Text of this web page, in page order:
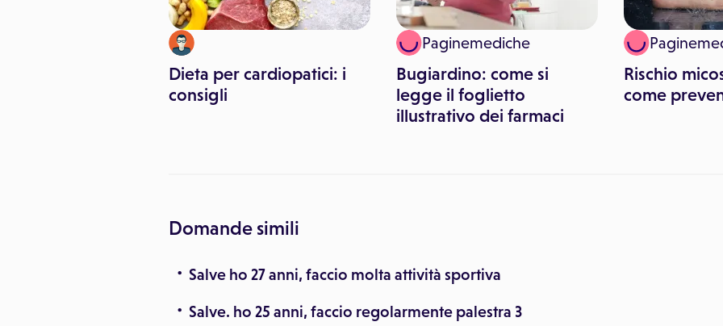
Dieta per cardiopatici: i
consigli
Paginemediche
Bugiardino: come si
legge il foglietto
illustrativo dei farmaci
Rischio
come
Domande simili
Salve ho 27 anni, faccio molta attività sportiva
Salve. ho 25 anni, faccio regolarmente palestra 3